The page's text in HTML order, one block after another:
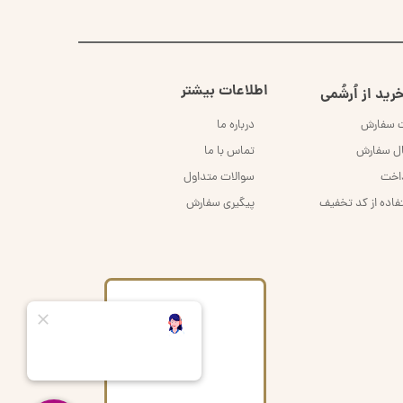
از اُرشُمی
سفارش
سفارش
از کد تخفیف
اطلاعات بیشتر
درباره ما
تماس با ما
سوالات متداول
پیگیری سفارش